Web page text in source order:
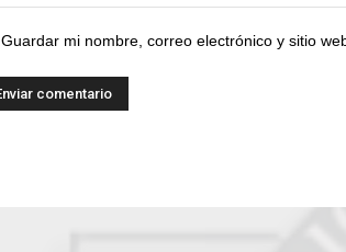
Guardar mi nombre, correo electrónico y sitio